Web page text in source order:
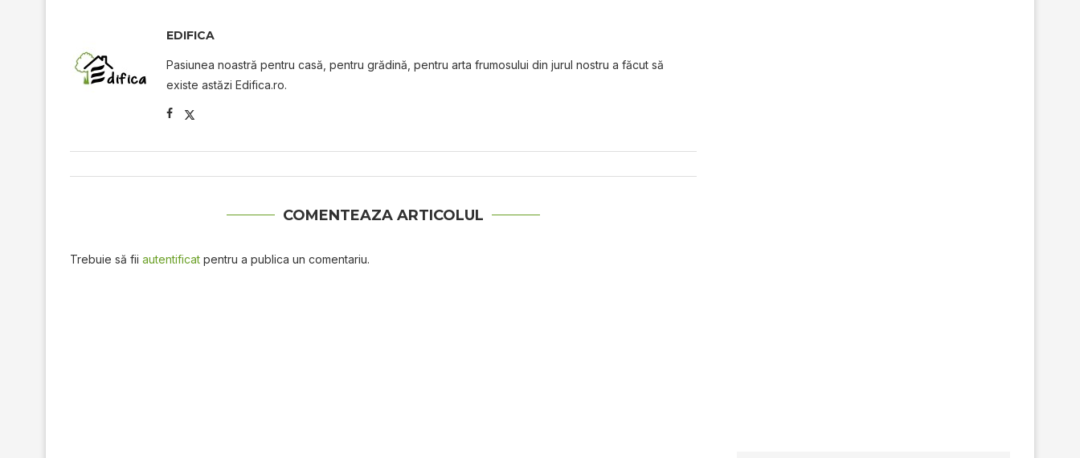
EDIFICA
Pasiunea noastră pentru casă, pentru grădină, pentru arta frumosului din jurul nostru a făcut să
existe astăzi Edifica.ro.
COMENTEAZA ARTICOLUL
Trebuie să fii autentificat pentru a publica un comentariu.